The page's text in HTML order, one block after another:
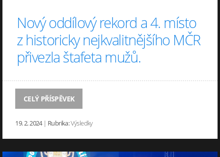
Nový oddílový rekord a 4. místo
z historicky nejkvalitnějšího MČR
přivezla štafeta mužů.
CELÝ PŘÍSPĚVEK
19. 2. 2024 | Rubrika:Výsledky